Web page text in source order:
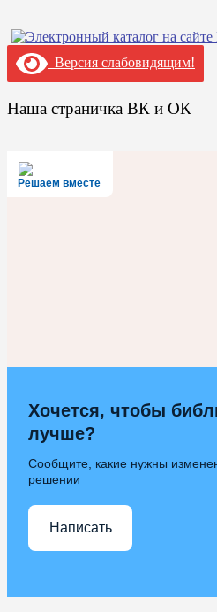
Версия слабовидящим!
Наша страничка ВК и ОК
Решаем вместе
Хочется, чтобы
лучше?
Сообщите, какие нужны
решении
Написать